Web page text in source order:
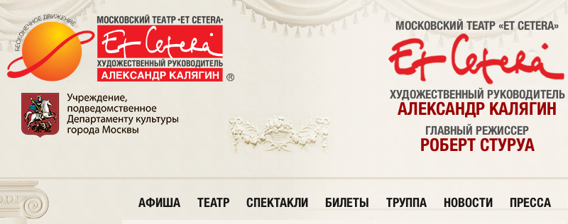
МОСКОВСКИЙ ТЕАТР «ET CETERA»
ХУДОЖЕСТВЕННЫЙ РУКОВОДИТЕЛЬ
АЛЕКСАНДР КАЛЯГИН
ГЛАВНЫЙ РЕЖИССЕР
РОБЕРТ СТУРУА
АФИША ТЕАТР СПЕКТАКЛИ БИЛЕТЫ ТРУППА НОВОСТИ ПРЕССА